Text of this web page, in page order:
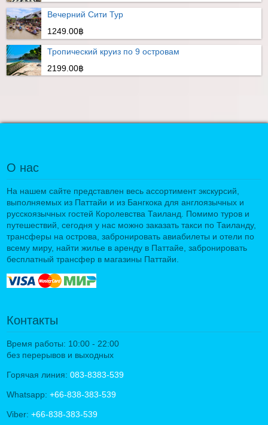
Вечерний Сити Тур
1249.00฿
Тропический круиз по 9 островам
2199.00฿
О нас
На нашем сайте представлен весь ассортимент экскурсий,
выполняемых из Паттайи и из Бангкока для англоязычных и
русскоязычных гостей Королевства Таиланд. Помимо туров и
путешествий, сегодня у нас можно заказать такси по Таиланду,
трансферы на острова, забронировать авиабилеты и отели по
всему миру, найти жилье в аренду в Паттайе, забронировать
бесплатный трансфер в магазины Паттайи.
Контакты
Время работы: 10:00 - 22:00
без перерывов и выходных
Горячая линия: 083-8383-539
Whatsapp: +66-838-383-539
Viber: +66-838-383-539